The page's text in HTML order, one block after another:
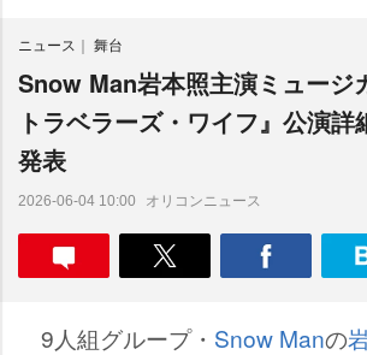
ニュース 舞台
Snow Man岩本照主演ミュージ
トラベラーズ・ワイフ』公演詳
発表
2026-06-04 10:00 オリコンニュース
9人組グループ・ Snow Manの